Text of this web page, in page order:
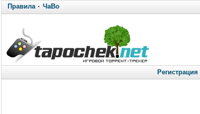
Правила· ЧаВо
Регистрация